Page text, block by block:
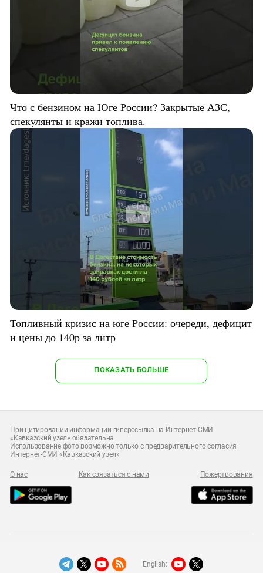
Что с бензином на Юге России? Закрытые АЗС,
спекулянты и кражи топлива.
Топливный кризис на юге России: очереди, дефицит
и цены до 140р за литр
ПОКАЗАТЬ БОЛЬШЕ
При цитировании информации гиперссылка на Интернет-СМИ
«Кавказский узел» обязательна
Использование фото возможно только с предварительного согласия
Интернет-СМИ «Кавказский узел»
О нас Как связаться с нами Пожертвования
English: